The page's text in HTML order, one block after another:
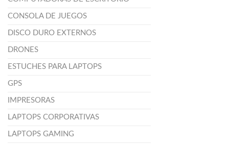
CONSOLA DE JUEGOS
DISCO DURO EXTERNOS
DRONES
ESTUCHES PARA LAPTOPS
GPS
IMPRESORAS
LAPTOPS CORPORATIVAS
LAPTOPS GAMING